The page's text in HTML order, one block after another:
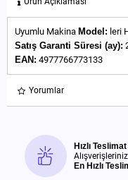
Uyumlu Makina Model: leri
Satış Garanti Süresi (ay):
EAN: 4977766773133
Yorumlar
Hızlı Teslimat
En Hızlı